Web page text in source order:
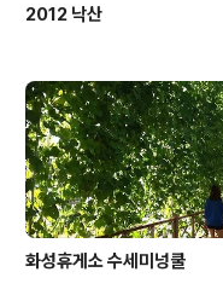
2012 낙산
화성휴게소 수세미넝쿨